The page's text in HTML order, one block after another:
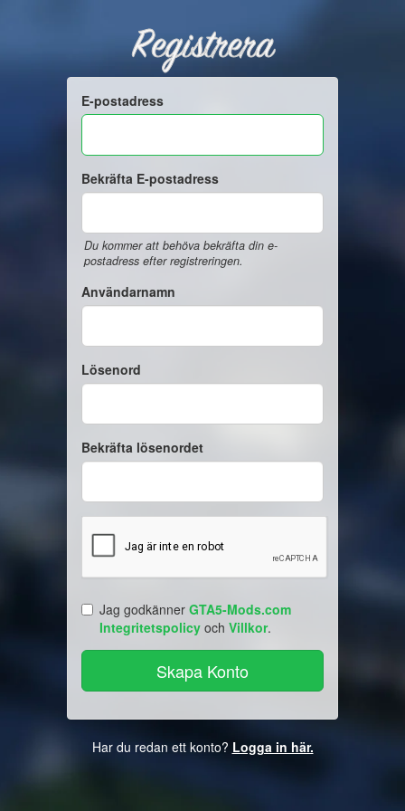
Registrera
E-postadress
Bekräfta E-postadress
Du kommer att behöva bekräfta din e-
postadress efter registreringen.
Användarnamn
Lösenord
Bekräfta lösenordet
Jag godkänner GTA5-Mods.com
Integritetspolicy och Villkor.
Har du redan ett konto? Logga in här.